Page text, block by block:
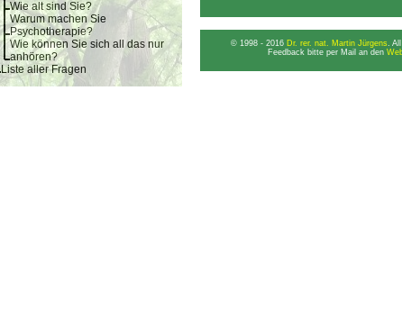
Wie alt sind Sie?
Warum machen Sie
Psychotherapie?
Wie können Sie sich all das nur
anhören?
Liste aller Fragen
© 1998 - 2016 Dr. rer. nat. Martin Jürgens.
Feedback bitte per Mail an den